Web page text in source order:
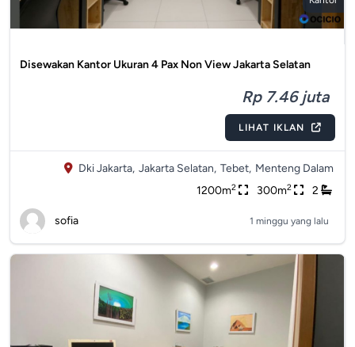
Disewakan Kantor Ukuran 4 Pax Non View Jakarta Selatan
Rp 7.46 juta
LIHAT IKLAN
Dki Jakarta, Jakarta Selatan, Tebet, Menteng Dalam
1200m2 300m2 2
sofia 1 minggu yang lalu